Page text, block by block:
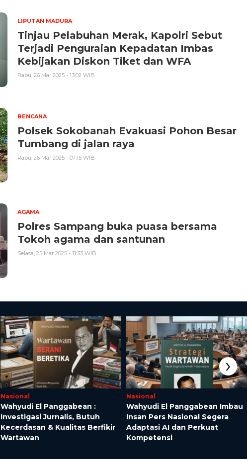
LIPUTAN MADURA
Tinjau Pelabuhan Merak, Kapolri Sebut
Terjadi Penguraian Kepadatan Imbas
Kebijakan Diskon Tiket dan WFA
Rabu, 26 Mar 2025 - 13:02 WIB
BENCANA
Polsek Sokobanah Evakuasi Pohon Besar
Tumbang di jalan raya
Rabu, 26 Mar 2025 - 07:15 WIB
AGAMA
Polres Sampang buka puasa bersama
Tokoh agama dan santunan
Selasa, 25 Mar 2025 - 11:33 WIB
Nasional
Wahyudi El Panggabean :
Investigasi Jurnalis, Butuh
Kecerdasan & Kualitas Berfikir
Wartawan
Nasional
Wahyudi El Panggabean Imbau
Insan Pers Nasional Segera
Adaptasi AI dan Perkuat
Kompetensi
›